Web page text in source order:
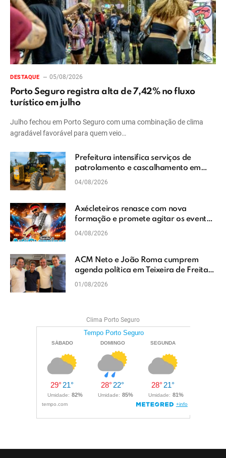
DESTAQUE 05/08/2026
Porto Seguro registra alta de 7,42% no fluxo
turístico em julho
Julho fechou em Porto Seguro com uma combinação de clima
agradável favorável para quem veio…
Prefeitura intensifica serviços de
patrolamento e cascalhamento em
Vera Cruz
04/08/2026
Axécleteiros renasce com nova
formação e promete agitar os eventos
do Extremo Sul da Bahia
04/08/2026
ACM Neto e João Roma cumprem
agenda política em Teixeira de Freitas
e reforçam projeto para o Extremo Sul
01/08/2026
Clima Porto Seguro